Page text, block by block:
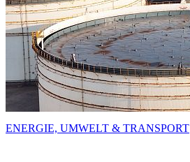
ENERGIE, UMWELT & TRANSPORT